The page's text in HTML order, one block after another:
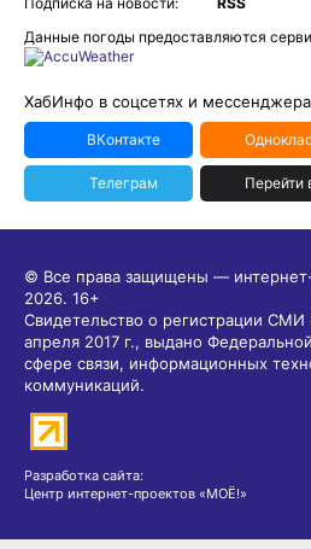
Данные погоды предоставляются
ХабИнфо в соцсетях и
ВКонтакте
Телеграм Перейти
© Все права защищены —
2026. 16+
Свидетельство о регистрации
апреля 2017 г., выдано
сфере связи, информационных
коммуникаций.
Разработка сайта:
Центр интернет-проектов «МОЁ!»